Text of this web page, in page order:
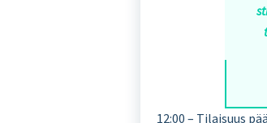
12:00 – Tilaisuus